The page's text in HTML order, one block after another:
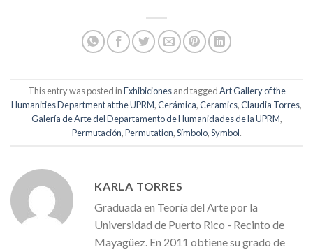
This entry was posted inExhibicionesand taggedArt Gallery of the
Humanities Department at the UPRM,Cerámica,Ceramics,Claudia Torres,
Galería de Arte del Departamento de Humanidades de la UPRM,
Permutación,Permutation,Símbolo,Symbol.
KARLA TORRES
Graduada en Teoría del Arte por la
Universidad de Puerto Rico - Recinto de
Mayagüez. En 2011 obtiene su grado de